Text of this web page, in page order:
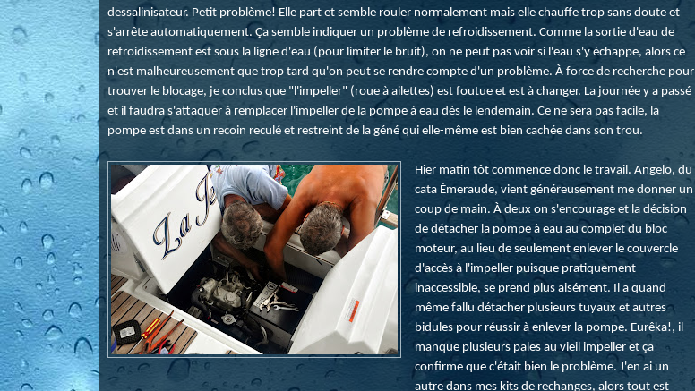
dessalinisateur. Petit problème! Elle part et semble rouler normalement mais elle chauffe trop sans doute et
s'arrête automatiquement. Ça semble indiquer un problème de refroidissement. Comme la sortie d'eau de
refroidissement est sous la ligne d'eau (pour limiter le bruit), on ne peut pas voir si l'eau s'y échappe, alors ce
n'est malheureusement que trop tard qu'on peut se rendre compte d'un problème. À force de recherche pour
trouver le blocage, je conclus que "l'impeller" (roue à ailettes) est foutue et est à changer. La journée y a passé
et il faudra s'attaquer à remplacer l'impeller de la pompe à eau dès le lendemain. Ce ne sera pas facile, la
pompe est dans un recoin reculé et restreint de la géné qui elle-même est bien cachée dans son trou.
Hier matin tôt commence donc le travail. Angelo, du
cata Émeraude, vient généreusement me donner un
coup de main. À deux on s'encourage et la décision
de détacher la pompe à eau au complet du bloc
moteur, au lieu de seulement enlever le couvercle
d'accès à l'impeller puisque pratiquement
inaccessible, se prend plus aisément. Il a quand
même fallu détacher plusieurs tuyaux et autres
bidules pour réussir à enlever la pompe. Eurêka!, il
manque plusieurs pales au vieil impeller et ça
confirme que c'était bien le problème. J'en ai un
autre dans mes kits de rechanges, alors tout est